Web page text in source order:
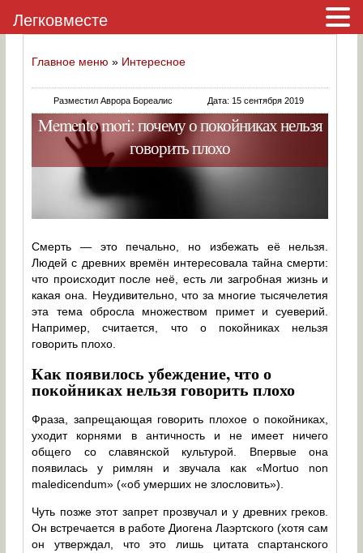
Главное меню » Интересное
Разместил Аврора Бореалис Дата: 15 сентября 2019
Memento mori: почему о покойниках нельзя
говорить плохо
Смерть — это печально, но избежать её нельзя.
Людей с древних времён интересовала тайна смерти:
что происходит после неё, есть ли загробная жизнь и
какая она. Неудивительно, что за многие тысячелетия
эта тема обросла множеством примет и суеверий.
Например, считается, что о покойниках нельзя
говорить плохо.
Как появилось убеждение, что о
покойниках нельзя говорить плохо
Фраза, запрещающая говорить плохое о покойниках,
уходит корнями в античность и не имеет ничего
общего со славянской культурой. Впервые она
появилась у римлян и звучала как «Mortuo non
maledicendum» («об умерших не злословить»).
Чуть позже этот запрет прозвучал и у древних греков.
Он встречается в работе Диогена Лаэртского (хотя сам
он утверждал, что это лишь цитата спартанского
Легковместе